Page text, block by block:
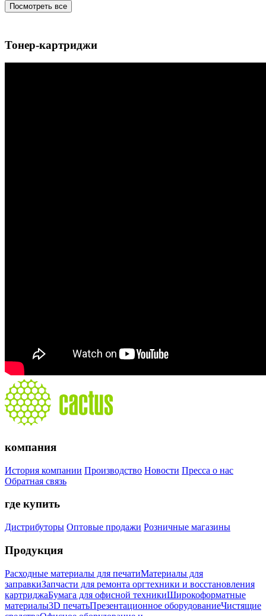
Посмотреть все
Тонер-картриджи
компания
История компании Производство Новости Пресса о нас
Обратная связь
где купить
Дистрибуторы Оптовые продажи Розничные магазины
Продукция
Расходные материалы для печатиМатериалы для
заправкиЗапчасти для ремонта оргтехники и восстановления
картриджаБумага для офисной техникиШирокоформатные
материалы3D печатьПрезентационное оборудованиеЧистящие